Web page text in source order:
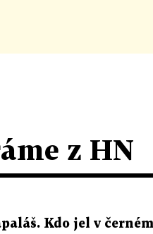
z HN
Kdo jel v